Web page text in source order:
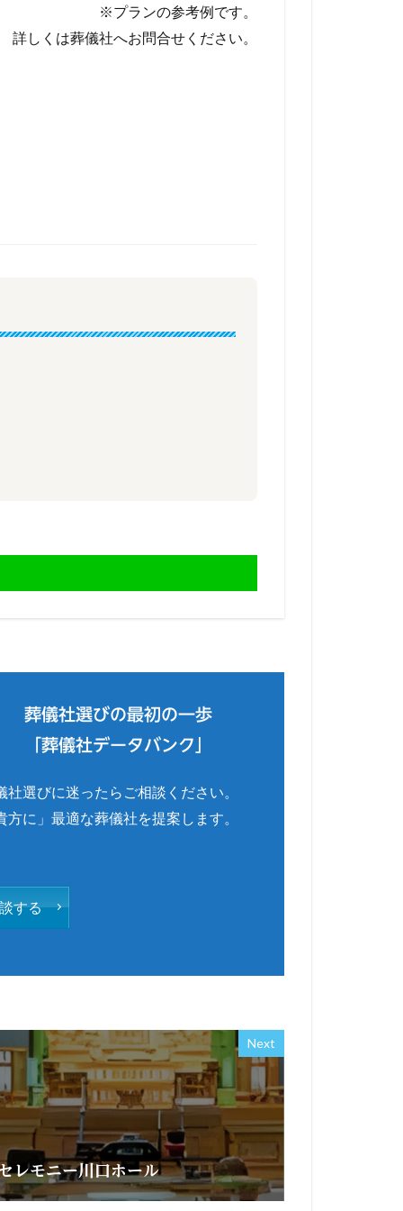
※プランの参考例です。
詳しくは葬儀社へお問合せください。
葬儀社選びの最初の一歩
「葬儀社データバンク」
社選びに迷ったらご相談ください。
方に」最適な葬儀社を提案します。
する
Next
レモニー川口ホール